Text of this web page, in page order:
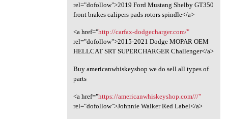
rel="dofollow">2019 Ford Mustang Shelby GT350
front brakes calipers pads rotors spindle</a>
<a href="http://carfax-dodgecharger.com/"
rel="dofollow">2015-2021 Dodge MOPAR OEM
HELLCAT SRT SUPERCHARGER Challenger</a>
Buy americanwhiskeyshop we do sell all types of
parts
<a href="https://americanwhiskeyshop.com///"
rel="dofollow">Johnnie Walker Red Label</a>